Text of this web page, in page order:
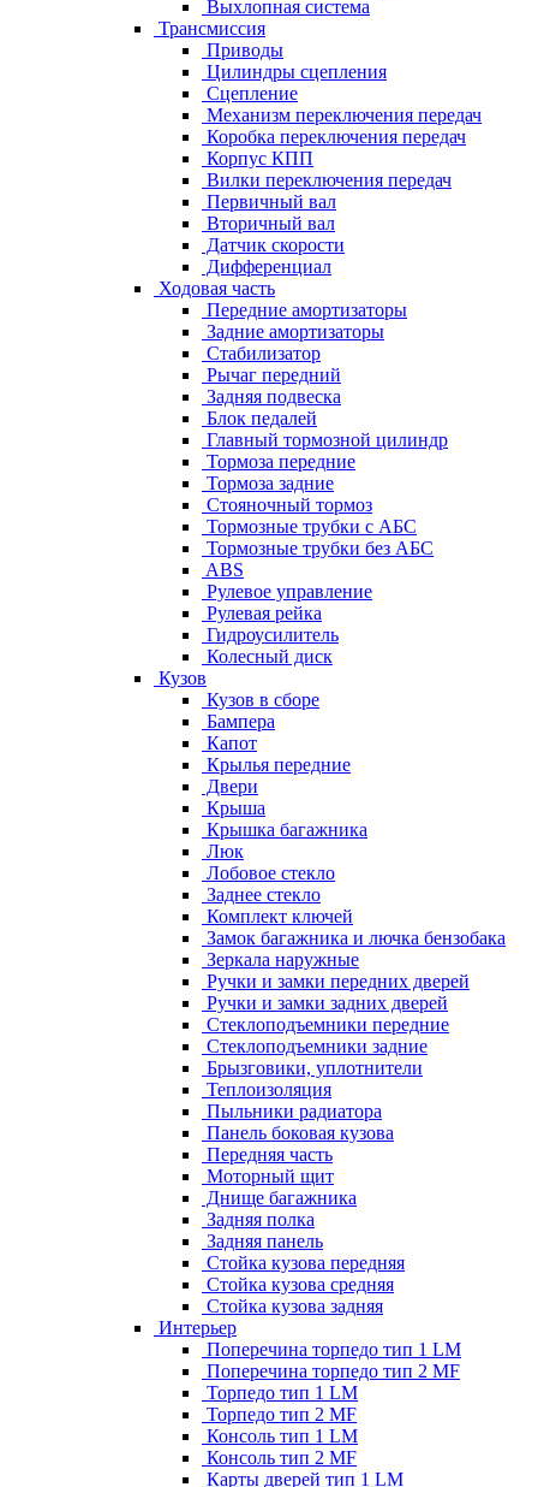
Выхлопная система
Трансмиссия
Приводы
Цилиндры сцепления
Сцепление
Механизм переключения передач
Коробка переключения передач
Корпус КПП
Вилки переключения передач
Первичный вал
Вторичный вал
Датчик скорости
Дифференциал
Ходовая часть
Передние амортизаторы
Задние амортизаторы
Стабилизатор
Рычаг передний
Задняя подвеска
Блок педалей
Главный тормозной цилиндр
Тормоза передние
Тормоза задние
Стояночный тормоз
Тормозные трубки с АБС
Тормозные трубки без АБС
ABS
Рулевое управление
Рулевая рейка
Гидроусилитель
Колесный диск
Кузов
Кузов в сборе
Бампера
Капот
Крылья передние
Двери
Крыша
Крышка багажника
Люк
Лобовое стекло
Заднее стекло
Комплект ключей
Замок багажника и лючка бензобака
Зеркала наружные
Ручки и замки передних дверей
Ручки и замки задних дверей
Стеклоподъемники передние
Стеклоподъемники задние
Брызговики, уплотнители
Теплоизоляция
Пыльники радиатора
Панель боковая кузова
Передняя часть
Моторный щит
Днище багажника
Задняя полка
Задняя панель
Стойка кузова передняя
Стойка кузова средняя
Стойка кузова задняя
Интерьер
Поперечина торпедо тип 1 LM
Поперечина торпедо тип 2 MF
Торпедо тип 1 LM
Торпедо тип 2 MF
Консоль тип 1 LM
Консоль тип 2 MF
Карты дверей тип 1 LM